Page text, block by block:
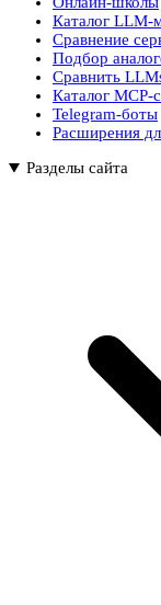
Каталог LLM-
Сравнение
Подбор
Сравнить
Каталог MCP-
Telegram-боты
Расширения
Разделы сайта